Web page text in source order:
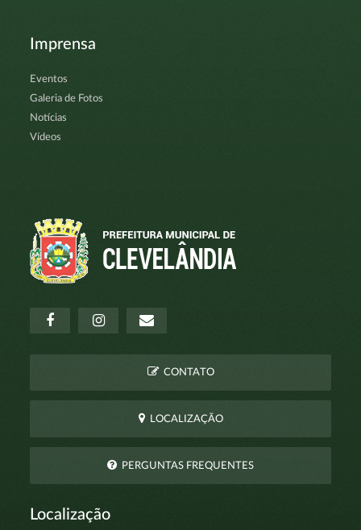
Imprensa
Eventos
Galeria de Fotos
Notícias
Vídeos
CONTATO
LOCALIZAÇÃO
PERGUNTAS FREQUENTES
Localização